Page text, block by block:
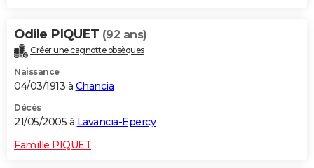
Odile PIQUET (92 ans)
Créer une cagnotte obsèques
Naissance
04/03/1913 à Chancia
Décès
21/05/2005 à Lavancia-Epercy
Famille PIQUET